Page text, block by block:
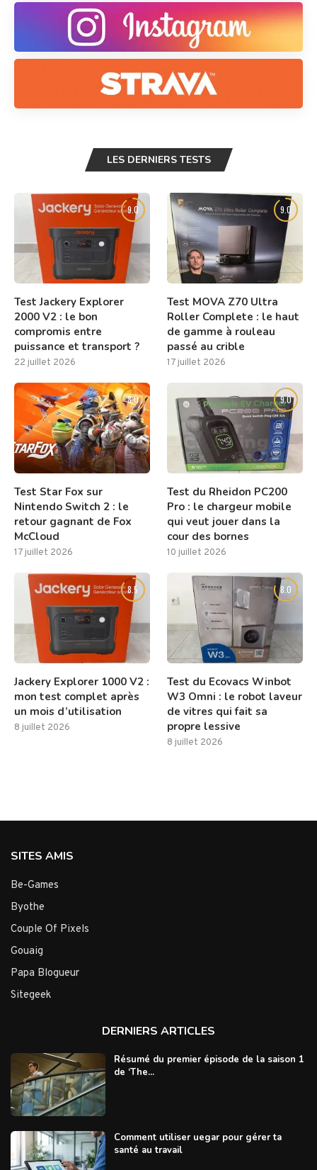
LES DERNIERS TESTS
9.0
Test Jackery Explorer
2000 V2 : le bon
compromis entre
puissance et transport ?
22 juillet 2026
9.0
Test MOVA Z70 Ultra
Roller Complete : le haut
de gamme à rouleau
passé au crible
17 juillet 2026
8.0
Test Star Fox sur
Nintendo Switch 2 : le
retour gagnant de Fox
McCloud
17 juillet 2026
9.0
Test du Rheidon PC200
Pro : le chargeur mobile
qui veut jouer dans la
cour des bornes
10 juillet 2026
8.5
Jackery Explorer 1000 V2 :
mon test complet après
un mois d’utilisation
8 juillet 2026
8.0
Test du Ecovacs Winbot
W3 Omni : le robot laveur
de vitres qui fait sa
propre lessive
8 juillet 2026
SITES AMIS
Be-Games
Byothe
Couple Of Pixels
Gouaig
Papa Blogueur
Sitegeek
DERNIERS ARTICLES
Résumé du premier épisode de la saison 1
de ‘The...
Comment utiliser uegar pour gérer ta
santé au travail